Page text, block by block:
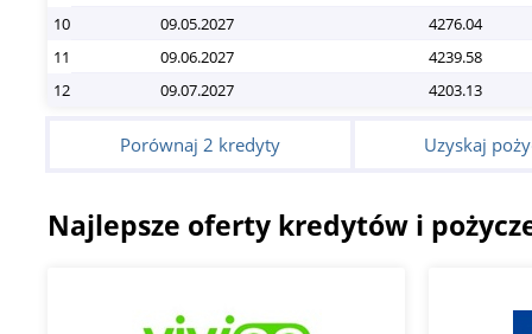
10
09.05.2027
4276.04
11
09.06.2027
4239.58
12
09.07.2027 4203.13
Porównaj 2 kredyty Uzyskaj
Najlepsze oferty kredytów i